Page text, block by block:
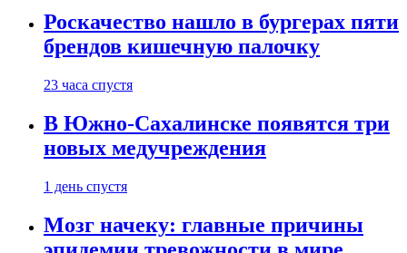
Роскачество нашло в бургерах пяти
брендов кишечную палочку
23 часа спустя
В Южно-Сахалинске появятся три
новых медучреждения
1 день спустя
Мозг начеку: главные причины